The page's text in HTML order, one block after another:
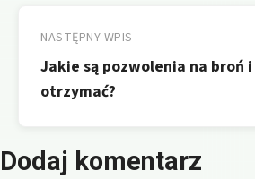
NASTĘPNY WPIS
Jakie są pozwolenia na broń
otrzymać?
Dodaj komentarz